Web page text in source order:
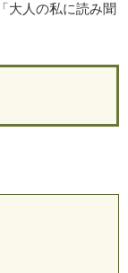
「大人の私に読み聞